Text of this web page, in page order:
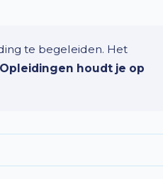
te begeleiden. Het
houdt je op